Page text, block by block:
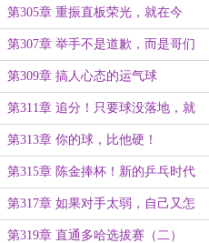
就下雨
第305章 重振直板荣光，就在今
晚！
第307章 举手不是道歉，而是哥们
儿你还得练！
第309章 搞人心态的运气球
第311章 追分！只要球没落地，就
一定还有奇迹！
第313章 你的球，比他硬！
第315章 陈金捧杯！新的乒乓时代
自此开启！
第317章 如果对手太弱，自己又怎
么变得更强呢？
第319章 直通多哈选拔赛（二）